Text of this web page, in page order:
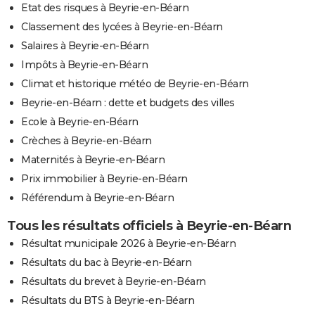
Etat des risques à Beyrie-en-Béarn
Classement des lycées à Beyrie-en-Béarn
Salaires à Beyrie-en-Béarn
Impôts à Beyrie-en-Béarn
Climat et historique météo de Beyrie-en-Béarn
Beyrie-en-Béarn : dette et budgets des villes
Ecole à Beyrie-en-Béarn
Crèches à Beyrie-en-Béarn
Maternités à Beyrie-en-Béarn
Prix immobilier à Beyrie-en-Béarn
Référendum à Beyrie-en-Béarn
Tous les résultats officiels à Beyrie-en-Béarn
Résultat municipale 2026 à Beyrie-en-Béarn
Résultats du bac à Beyrie-en-Béarn
Résultats du brevet à Beyrie-en-Béarn
Résultats du BTS à Beyrie-en-Béarn